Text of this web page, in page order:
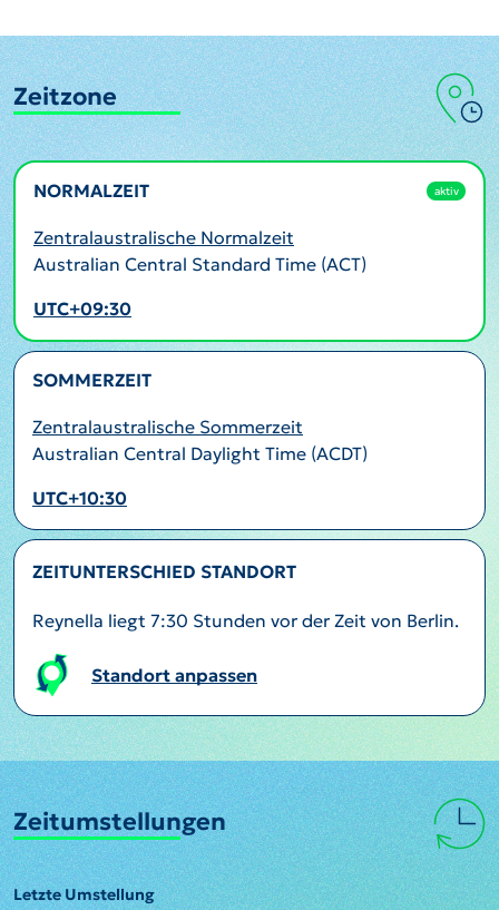
Zeitzone
NORMALZEIT aktiv
Zentralaustralische Normalzeit
Australian Central Standard Time (ACT)
UTC+09:30
SOMMERZEIT
Zentralaustralische Sommerzeit
Australian Central Daylight Time (ACDT)
UTC+10:30
ZEITUNTERSCHIED STANDORT
Reynella liegt 7:30 Stunden vor der Zeit von Berlin.
Standort anpassen
Zeitumstellungen
Letzte Umstellung